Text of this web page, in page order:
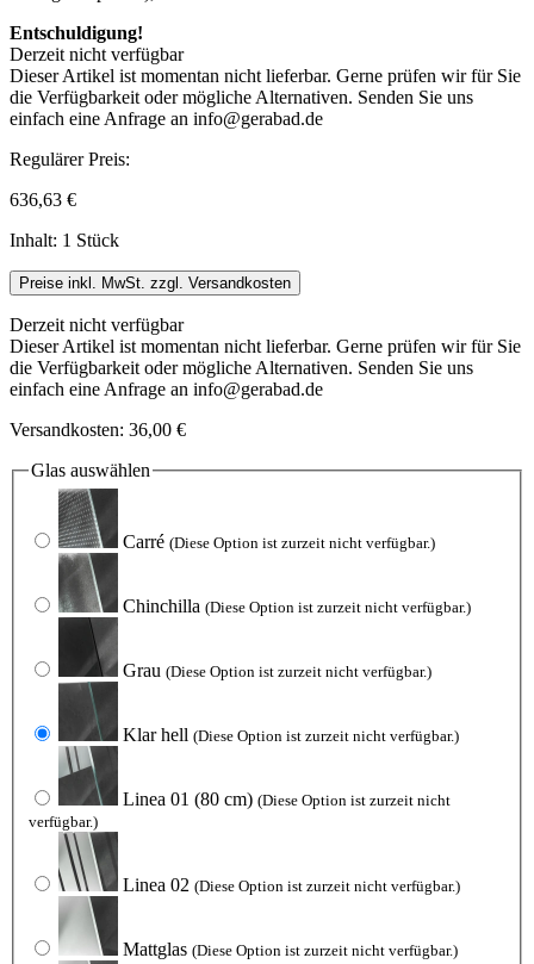
Entschuldigung!
Derzeit nicht verfügbar
Dieser Artikel ist momentan nicht lieferbar. Gerne prüfen wir für Sie
die Verfügbarkeit oder mögliche Alternativen. Senden Sie uns
einfach eine Anfrage an info@gerabad.de
Regulärer Preis:
636,63 €
Inhalt: 1 Stück
Preise inkl. MwSt. zzgl. Versandkosten
Derzeit nicht verfügbar
Dieser Artikel ist momentan nicht lieferbar. Gerne prüfen wir für Sie
die Verfügbarkeit oder mögliche Alternativen. Senden Sie uns
einfach eine Anfrage an info@gerabad.de
Versandkosten: 36,00 €
Glas auswählen
Carré (Diese Option ist zurzeit nicht verfügbar.)
Chinchilla (Diese Option ist zurzeit nicht verfügbar.)
Grau (Diese Option ist zurzeit nicht verfügbar.)
Klar hell (Diese Option ist zurzeit nicht verfügbar.)
Linea 01 (80 cm) (Diese Option ist zurzeit nicht
verfügbar.)
Linea 02 (Diese Option ist zurzeit nicht verfügbar.)
Mattglas (Diese Option ist zurzeit nicht verfügbar.)